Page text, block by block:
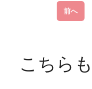
前へ
こちら